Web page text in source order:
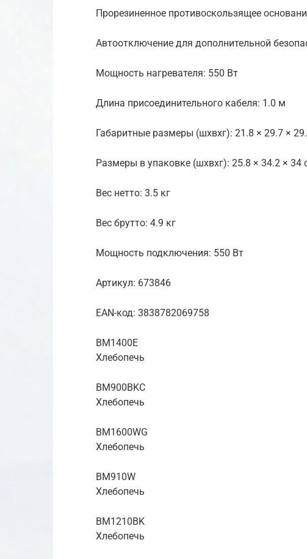
Прорезиненное противоскользящее
Автоотключение для дополнительной
Мощность нагревателя: 550 Вт
Длина присоединительного кабеля: 1.0 м
Габаритные размеры (шхвхг): 21.8 × 29.7 ×
Размеры в упаковке (шхвхг): 25.8 × 34.2 × 34
Вес нетто: 3.5 кг
Вес брутто: 4.9 кг
Мощность подключения: 550 Вт
Артикул: 673846
ЕАN-код: 3838782069758
BM1400E
Хлебопечь
BM900BKC
Хлебопечь
BM1600WG
Хлебопечь
BM910W
Хлебопечь
BM1210BK
Хлебопечь